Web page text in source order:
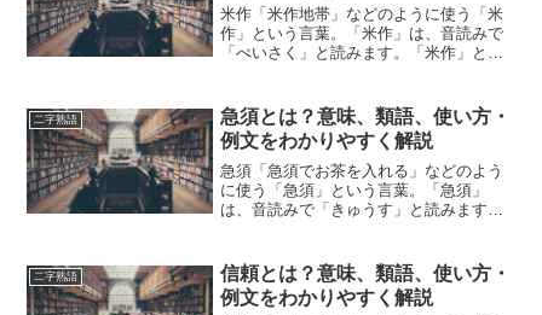
米作「米作地帯」などのように使う「米
作」という言葉。「米作」は、音読みで
「べいさく」と読みます。「米作」と
ついて、小説などの用例を紹介して、わ
かりやすく解説していきます...
二字熟語
急須とは？意味、類語、使い方・
例文をわかりやすく解説
急須「急須でお茶を入れる」などのよう
に使う「急須」という言葉。「急須」
は、音読みで「きゅうす」と読みます。
や使い方や類語について、小説などの用
例を紹介して、わかりやすく...
二字熟語
信頼とは？意味、類語、使い方・
例文をわかりやすく解説